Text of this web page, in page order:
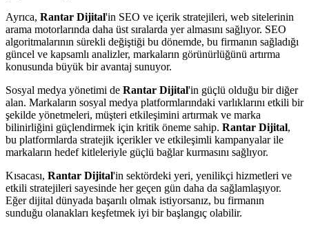
Ayrıca, Rantar Dijital'in SEO ve içerik stratejileri, web sitelerinin
arama motorlarında daha üst sıralarda yer almasını sağlıyor. SEO
algoritmalarının sürekli değiştiği bu dönemde, bu firmanın sağladığı
güncel ve kapsamlı analizler, markaların görünürlüğünü artırma
konusunda büyük bir avantaj sunuyor.
Sosyal medya yönetimi de Rantar Dijital'in güçlü olduğu bir diğer
alan. Markaların sosyal medya platformlarındaki varlıklarını etkili bir
şekilde yönetmeleri, müşteri etkileşimini artırmak ve marka
bilinirliğini güçlendirmek için kritik öneme sahip. Rantar Dijital,
bu platformlarda stratejik içerikler ve etkileşimli kampanyalar ile
markaların hedef kitleleriyle güçlü bağlar kurmasını sağlıyor.
Kısacası, Rantar Dijital'in sektördeki yeri, yenilikçi hizmetleri ve
etkili stratejileri sayesinde her geçen gün daha da sağlamlaşıyor.
Eğer dijital dünyada başarılı olmak istiyorsanız, bu firmanın
sunduğu olanakları keşfetmek iyi bir başlangıç olabilir.